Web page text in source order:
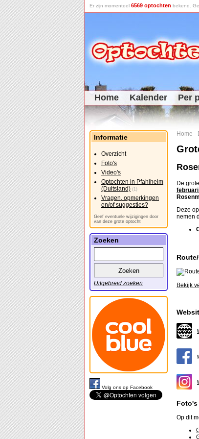
Er zijn momenteel 6569 optochten bekend.
Home Kalender Per
Home -
De
Deze
nemen
Bekijk
Op dit
Informatie
Overzicht
Foto's
Video's
Optochten in Pfahlheim
(Duitsland) (1)
Vragen, opmerkingen
en/of suggesties?
Geef eventuele wijzigingen door
van deze grote optocht
Zoeken
Uitgebreid zoeken
Volg ons op Facebook